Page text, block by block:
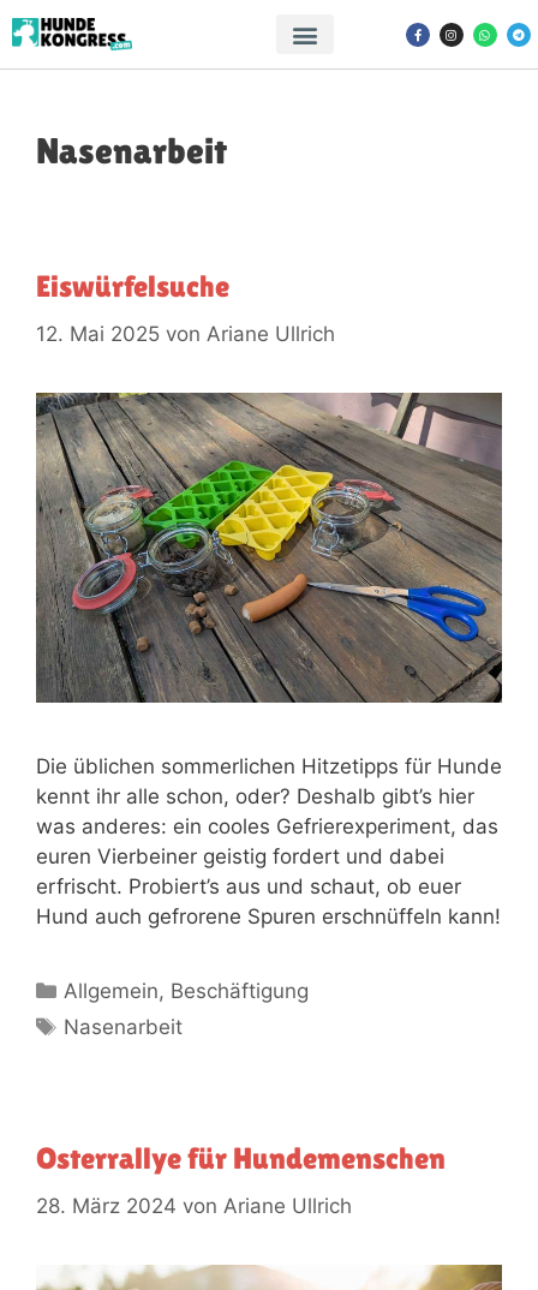
Nasenarbeit
Eiswürfelsuche
12. Mai 2025 von Ariane Ullrich
Die üblichen sommerlichen Hitzetipps für Hunde
kennt ihr alle schon, oder? Deshalb gibt’s hier
was anderes: ein cooles Gefrierexperiment, das
euren Vierbeiner geistig fordert und dabei
erfrischt. Probiert’s aus und schaut, ob euer
Hund auch gefrorene Spuren erschnüffeln kann!
Allgemein, Beschäftigung
Nasenarbeit
Osterrallye für Hundemenschen
28. März 2024 von Ariane Ullrich